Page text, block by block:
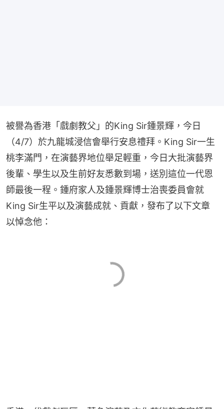
被譽為香港「戲劇教父」的King Sir鍾景輝，今日
（4/7）於九龍城浸信會舉行安息禮拜。King Sir一生
桃李滿門，在演藝界地位舉足輕重，今日大批演藝界
後輩、學生以及生前好友悉數到場，送別這位一代恩
師最後一程。鍾府家人及鍾景輝博士治喪委員會就
King Sir生平以及演藝成就、貢獻，發布了以下文章
以悼念他：